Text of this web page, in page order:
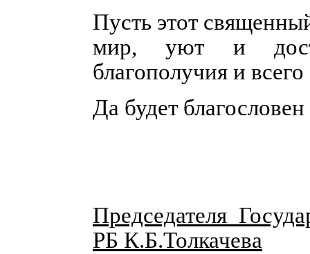
Пусть этот
мир, уют и
благополучия и
Да будет
Председателя
РБ К.Б.Толкачева